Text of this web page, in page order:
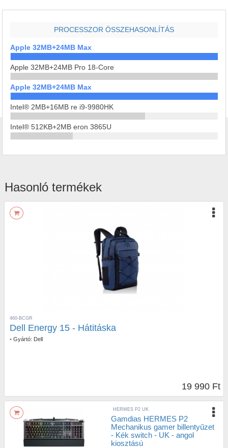
PROCESSZOR ÖSSZEHASONLÍTÁS
Apple 32MB+24MB Max
Apple 32MB+24MB Pro 18-Core
Apple 32MB+24MB Max
Intel® 2MB+16MB re i9-9980HK
Intel® 512KB+2MB eron 3865U
Hasonló termékek
460-BCGR
Dell Energy 15 - Hátitáska
• Gyártó: Dell
19 990 Ft
HERMES P2 UK
Gamdias HERMES P2
Mechanikus gamer billentyűzet
- Kék switch - UK - angol
kiosztású